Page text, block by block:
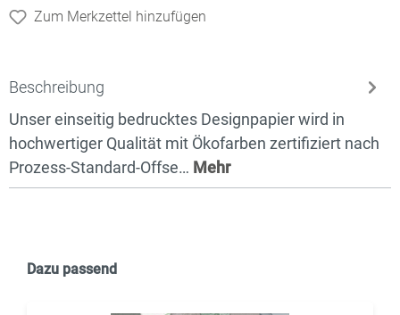
Zum Merkzettel hinzufügen
Beschreibung
Unser einseitig bedrucktes Designpapier wird in
hochwertiger Qualität mit Ökofarben zertifiziert nach
Prozess-Standard-Offse… Mehr
Dazu passend